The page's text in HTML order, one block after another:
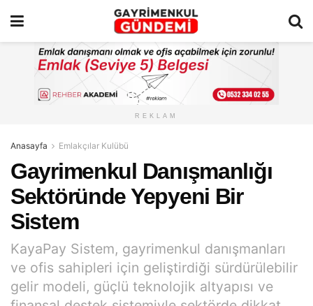
REKLAM
Anasayfa Emlakçılar Kulübü
Gayrimenkul Danışmanlığı
Sektöründe Yepyeni Bir
Sistem
KayaPay Sistem, gayrimenkul danışmanları
ve ofis sahipleri için geliştirdiği sürdürülebilir
gelir modeli, güçlü teknolojik altyapısı ve